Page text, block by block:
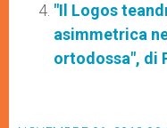
"Il Logos
asimmetrica
ortodossa", di